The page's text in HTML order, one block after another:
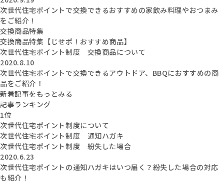
次世代住宅ポイントで交換できるおすすめの家飲み料理やおつまみ
をご紹介！
交換商品特集
交換商品特集【じせポ！おすすめ商品】
次世代住宅ポイント制度 交換商品について
2020.8.10
次世代住宅ポイントで交換できるアウトドア、BBQにおすすめの商
品をご紹介！
新着記事をもっとみる
記事ランキング
1位
次世代住宅ポイント制度について
次世代住宅ポイント制度 通知ハガキ
次世代住宅ポイント制度 紛失した場合
2020.6.23
次世代住宅ポイントの通知ハガキはいつ届く？紛失した場合の対応
も紹介！